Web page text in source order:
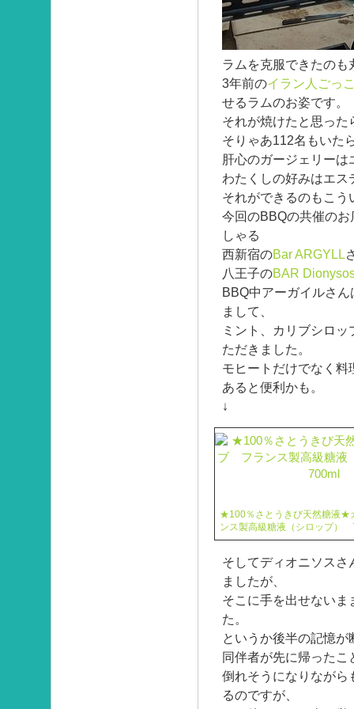
ラムを克服できたのも
3年前のイラン人ごっ
せるラムのお姿です。
それが焼けたと思っ
そりゃあ112名もいた
肝心のガージェリー
わたくしの好みはエ
それができるのもこ
今回のBBQの共催の
しゃる
西新宿のBar ARGYLL
八王子のBAR
BBQ中アーガイルさ
まして、
ミント、カリブシロ
ただきました。
モヒートだけでなく
あると便利かも。
↓
★100％さとうきび天然糖液
ンス製高級糖液（シロップ）
そしてディオニソス
ましたが、
そこに手を出せない
た。
というか後半の記憶
同伴者が先に帰ったこ
倒れそうになりながら
るのですが、